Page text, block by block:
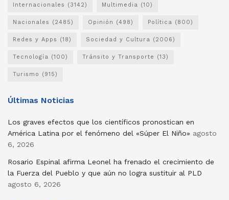
Internacionales (3142) Multimedia (10)
Nacionales (2485) Opinión (498) Política (800)
Redes y Apps (18) Sociedad y Cultura (2006)
Tecnología (100) Tránsito y Transporte (13)
Turismo (915)
Últimas Noticias
Los graves efectos que los científicos pronostican en
América Latina por el fenómeno del «Súper El Niño» agosto
6, 2026
Rosario Espinal afirma Leonel ha frenado el crecimiento de
la Fuerza del Pueblo y que aún no logra sustituir al PLD
agosto 6, 2026